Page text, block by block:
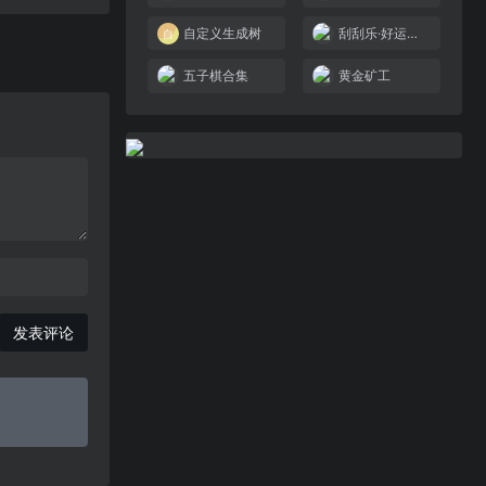
发表评论
自定义生成树 刮刮乐·好运十倍
五子棋合集 黄金矿工